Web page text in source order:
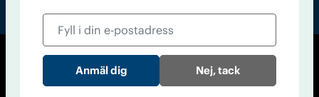
© Tidningen Accent 2026
Cookiepolicy
Personuppgiftspolicy
Nej, tack